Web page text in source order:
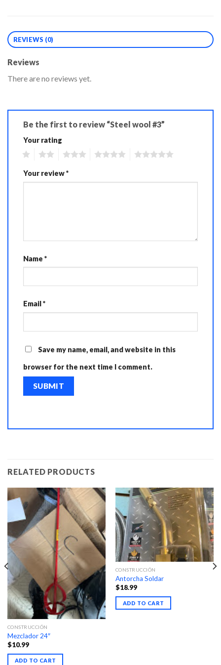
REVIEWS (0)
Reviews
There are no reviews yet.
Be the first to review “Steel wool #3”
Your rating
Your review*
Name *
Email*
Save my name, email, and website in this
browser for the next time I comment.
RELATED PRODUCTS
CONSTRUCCIÓN
Mezclador 24″
$10.99
ADD TO CART
CONSTRUCCIÓN
Antorcha Soldar
$18.99
ADD TO CART